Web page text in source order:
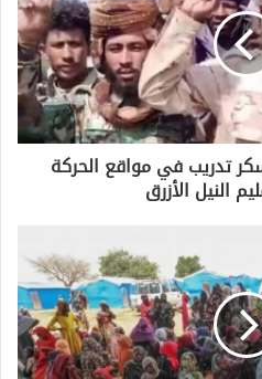
تدريب في مواقع الحركة
النيل الأزرق